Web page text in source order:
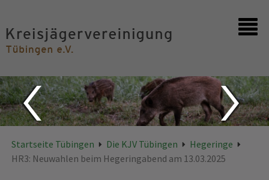
Kontakt
Startseite Tübingen Die KJV Tübingen
Hegeringe
HR3: Neuwahlen beim Hegeringabend am 13.03.2025